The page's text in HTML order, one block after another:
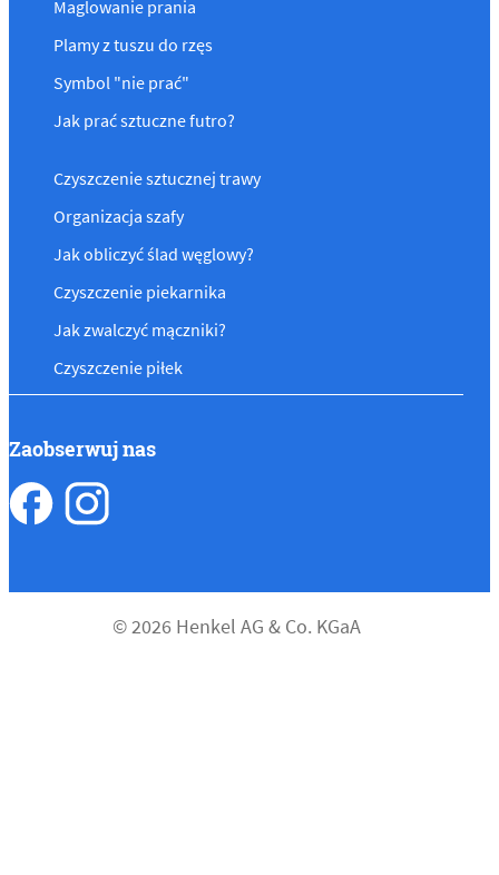
Maglowanie prania
Plamy z tuszu do rzęs
Symbol "nie prać"
Jak prać sztuczne futro?
Czyszczenie sztucznej trawy
Organizacja szafy
Jak obliczyć ślad węglowy?
Czyszczenie piekarnika
Jak zwalczyć mączniki?
Czyszczenie piłek
Zaobserwuj nas
© 2026 Henkel AG & Co. KGaA